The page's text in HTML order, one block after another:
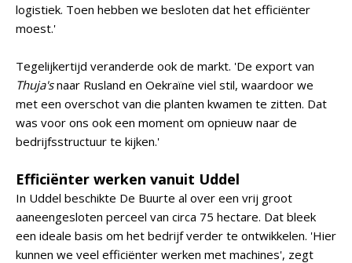
logistiek. Toen hebben we besloten dat het efficiënter
moest.'
Tegelijkertijd veranderde ook de markt. 'De export van
Thuja'snaar Rusland en Oekraïne viel stil, waardoor we
met een overschot van die planten kwamen te zitten. Dat
was voor ons ook een moment om opnieuw naar de
bedrijfsstructuur te kijken.'
Efficiënter werken vanuit Uddel
In Uddel beschikte De Buurte al over een vrij groot
aaneengesloten perceel van circa 75 hectare. Dat bleek
een ideale basis om het bedrijf verder te ontwikkelen. 'Hier
kunnen we veel efficiënter werken met machines', zegt